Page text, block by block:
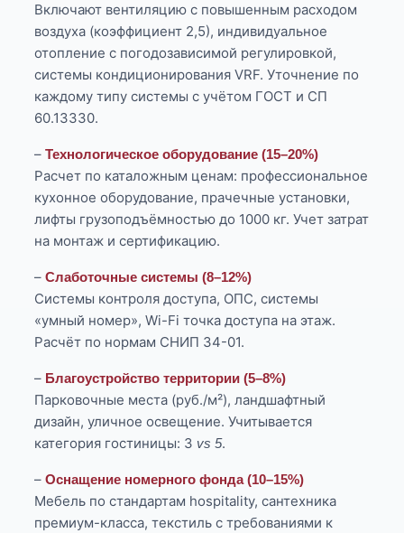
Включают вентиляцию с повышенным расходом
воздуха (коэффициент 2,5), индивидуальное
отопление с погодозависимой регулировкой,
системы кондиционирования VRF. Уточнение по
каждому типу системы с учётом ГОСТ и СП
60.13330.
–Технологическое оборудование (15–20%)
Расчет по каталожным ценам: профессиональное
кухонное оборудование, прачечные установки,
лифты грузоподъёмностью до 1000 кг. Учет затрат
на монтаж и сертификацию.
–Слаботочные системы (8–12%)
Системы контроля доступа, ОПС, системы
«умный номер», Wi-Fi точка доступа на этаж.
Расчёт по нормам СНИП 34-01.
– Благоустройство территории (5–8%)
Парковочные места (руб./м²), ландшафтный
дизайн, уличное освещение. Учитывается
категория гостиницы: 3 vs 5.
–Оснащение номерного фонда (10–15%)
Мебель по стандартам hospitality, сантехника
премиум-класса, текстиль с требованиями к